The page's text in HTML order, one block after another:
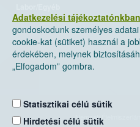
Adatkezelési tájékoztatónkban
gondoskodunk személyes
cookie-kat (sütiket) használ a
érdekében, melynek
„Elfogadom” gombra.
Statisztikai célú sütik
Hirdetési célú sütik
Nemzeti